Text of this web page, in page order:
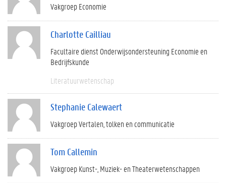
Vakgroep Economie
Charlotte Cailliau
Facultaire dienst Onderwijsondersteuning Economie en
Bedrijfskunde
Literatuurwetenschap
Stephanie Calewaert
Vakgroep Vertalen, tolken en communicatie
Tom Callemin
Vakgroep Kunst-, Muziek- en Theaterwetenschappen